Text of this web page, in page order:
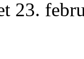
23.